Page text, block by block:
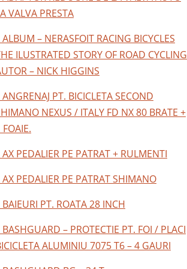
VALVA PRESTA
ALBUM – NERASFOIT RACING BICYCLES
ILUSTRATED STORY OF ROAD CYCLING
– NICK HIGGINS
ANGRENAJ PT. BICICLETA SECOND
NEXUS / ITALY FD NX 80 BRATE +
FOAIE.
AX PEDALIER PE PATRAT + RULMENTI
AX PEDALIER PE PATRAT SHIMANO
BAIEURI PT. ROATA 28 INCH
BASHGUARD – PROTECTIE PT. FOI / PLACI
ALUMINIU 7075 T6 – 4 GAURI